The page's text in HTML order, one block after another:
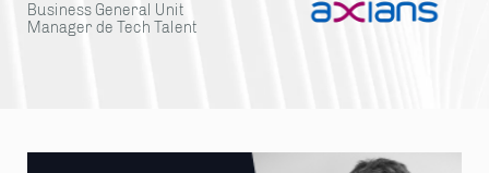
Business General Unit
Manager de Tech Talent